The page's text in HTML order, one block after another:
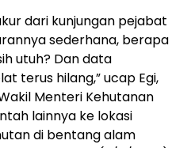
dari kunjungan pejabat
sederhana, berapa
utuh? Dan data
terus hilang,” ucap Egi,
Menteri Kehutanan
lainnya ke lokasi
di bentang alam